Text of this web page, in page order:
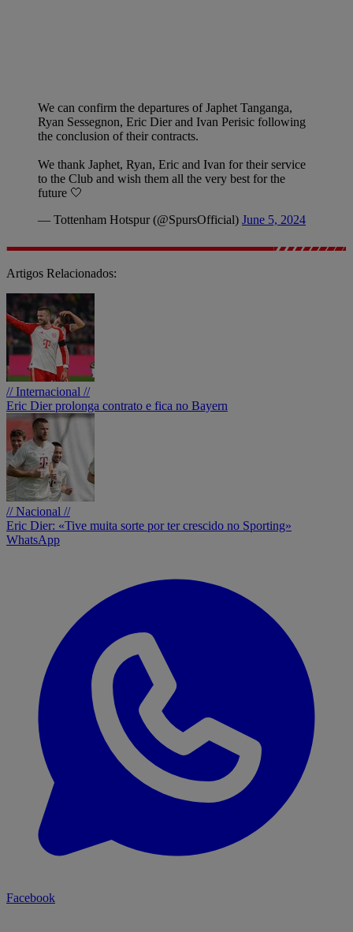
We can confirm the departures of Japhet Tanganga,
Ryan Sessegnon, Eric Dier and Ivan Perisic following
the conclusion of their contracts.
We thank Japhet, Ryan, Eric and Ivan for their service
to the Club and wish them all the very best for the
future 🤍
— Tottenham Hotspur (@SpursOfficial) June 5, 2024
Artigos Relacionados:
// Internacional //
Eric Dier prolonga contrato e fica no Bayern
// Nacional //
Eric Dier: «Tive muita sorte por ter crescido no Sporting»
WhatsApp
Facebook